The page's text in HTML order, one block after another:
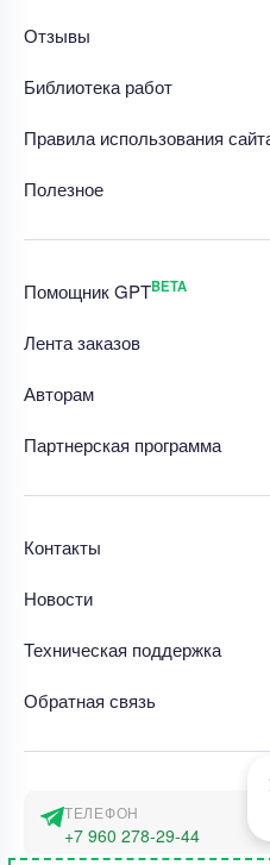
Отзывы
Библиотека работ
Правила использования
Полезное
Помощник GPTBETA
Лента заказов
Авторам
Партнерская программа
Контакты
Новости
Техническая поддержка
Обратная связь
ТЕЛЕФОН
+7 960 278-29-44